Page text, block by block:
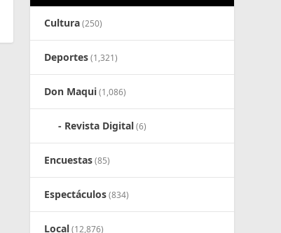
Cultura(250)
Deportes(1,321)
Don Maqui(1,086)
Revista Digital(6)
Encuestas(85)
Espectáculos(834)
Local(12,876)